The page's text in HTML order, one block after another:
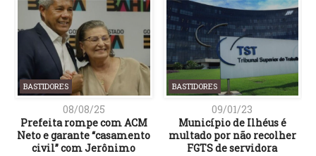
BASTIDORES
08/08/25
Prefeita rompe com ACM
Neto e garante “casamento
civil” com Jerônimo
BASTIDORES
09/01/23
Município de Ilhéus é
multado por não recolher
FGTS de servidora